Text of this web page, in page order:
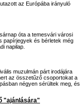
az Európába irányuló
óta a temesvári városi
papírjegyek és bérletek még
napilap.
muzulmán párt irodájára
az összetűző csoportokat a
négyen sérültek meg, és
"ajánlására"